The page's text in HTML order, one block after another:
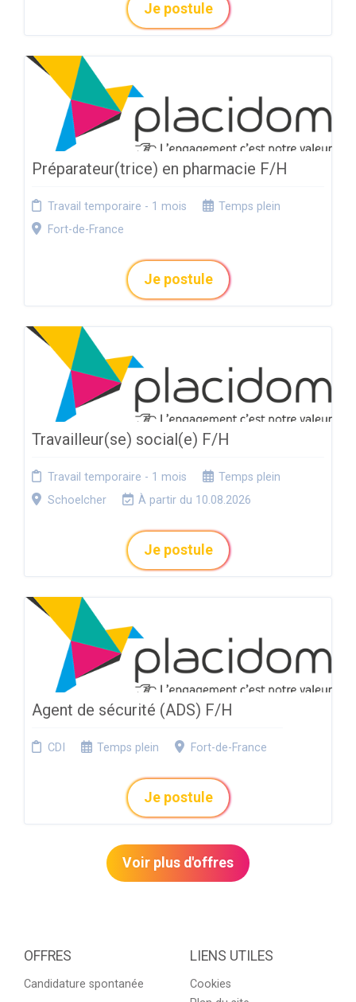
Je postule
Préparateur(trice) en pharmacie F/H
Travail temporaire - 1 mois
Temps plein
Fort-de-France
Je postule
Travailleur(se) social(e) F/H
Travail temporaire - 1 mois
Temps plein
Schoelcher
À partir du 10.08.2026
Je postule
Agent de sécurité (ADS) F/H
CDI Temps plein Fort-de-France
Je postule
Voir plus d'offres
OFFRES
Candidature spontanée
LIENS UTILES
Cookies